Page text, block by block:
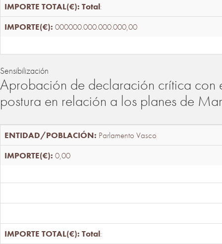
Total:
000000.000.000.000,00
Sensibilización
Aprobación de declaración crítica con
postura en relación a los planes de
Parlamento Vasco
0,00
Total: